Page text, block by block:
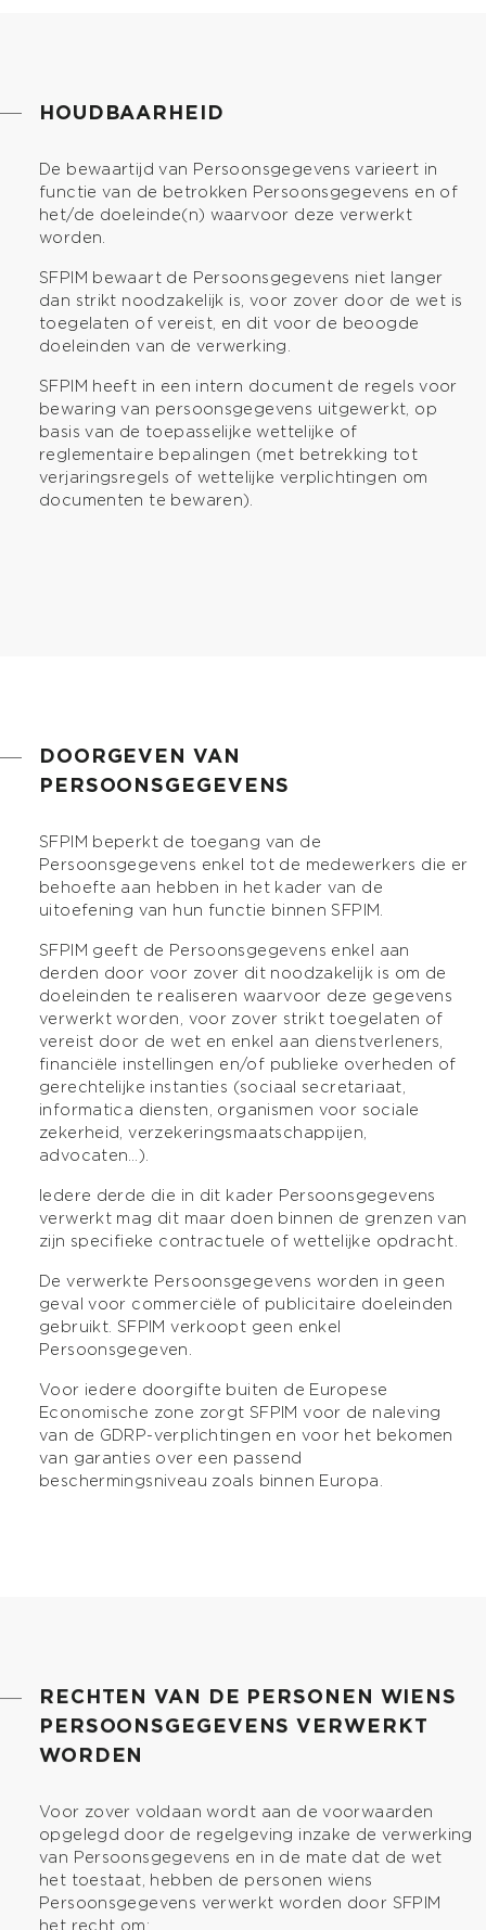
HOUDBAARHEID
De bewaartijd van Persoonsgegevens varieert in
functie van de betrokken Persoonsgegevens en of
het/de doeleinde(n) waarvoor deze verwerkt
worden.
SFPIM bewaart de Persoonsgegevens niet langer
dan strikt noodzakelijk is, voor zover door de wet is
toegelaten of vereist, en dit voor de beoogde
doeleinden van de verwerking.
SFPIM heeft in een intern document de regels voor
bewaring van persoonsgegevens uitgewerkt, op
basis van de toepasselijke wettelijke of
reglementaire bepalingen (met betrekking tot
verjaringsregels of wettelijke verplichtingen om
documenten te bewaren).
DOORGEVEN VAN
PERSOONSGEGEVENS
SFPIM beperkt de toegang van de
Persoonsgegevens enkel tot de medewerkers die er
behoefte aan hebben in het kader van de
uitoefening van hun functie binnen SFPIM.
SFPIM geeft de Persoonsgegevens enkel aan
derden door voor zover dit noodzakelijk is om de
doeleinden te realiseren waarvoor deze gegevens
verwerkt worden, voor zover strikt toegelaten of
vereist door de wet en enkel aan dienstverleners,
financiële instellingen en/of publieke overheden of
gerechtelijke instanties (sociaal secretariaat,
informatica diensten, organismen voor sociale
zekerheid, verzekeringsmaatschappijen,
advocaten…).
Iedere derde die in dit kader Persoonsgegevens
verwerkt mag dit maar doen binnen de grenzen van
zijn specifieke contractuele of wettelijke opdracht.
De verwerkte Persoonsgegevens worden in geen
geval voor commerciële of publicitaire doeleinden
gebruikt. SFPIM verkoopt geen enkel
Persoonsgegeven.
Voor iedere doorgifte buiten de Europese
Economische zone zorgt SFPIM voor de naleving
van de GDRP-verplichtingen en voor het bekomen
van garanties over een passend
beschermingsniveau zoals binnen Europa.
RECHTEN VAN DE PERSONEN WIENS
PERSOONSGEGEVENS VERWERKT
WORDEN
Voor zover voldaan wordt aan de voorwaarden
opgelegd door de regelgeving inzake de verwerking
van Persoonsgegevens en in de mate dat de wet
het toestaat, hebben de personen wiens
Persoonsgegevens verwerkt worden door SFPIM
het recht om: